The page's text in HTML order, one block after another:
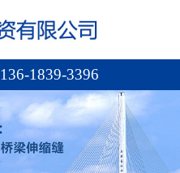
136-1839-3396